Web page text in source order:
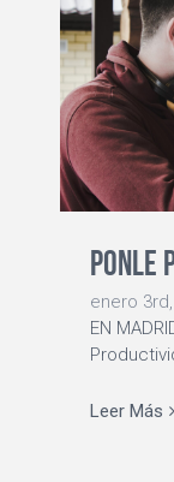
Ponle
enero
EN
Leer Más